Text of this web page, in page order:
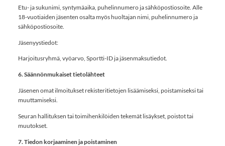
Etu- ja sukunimi, syntymäaika, puhelinnumero ja sähköpostiosoite. Alle
18-vuotiaiden jäsenten osalta myös huoltajan nimi, puhelinnumero ja
sähköpostiosoite.
Jäsenyystiedot:
Harjoitusryhmä, vyöarvo, Sportti-ID ja jäsenmaksutiedot.
6. Säännönmukaiset tietolähteet
Jäsenen omat ilmoitukset rekisteritietojen lisäämiseksi, poistamiseksi tai
muuttamiseksi.
Seuran hallituksen tai toimihenkilöiden tekemät lisäykset, poistot tai
muutokset.
7. Tiedon korjaaminen ja poistaminen